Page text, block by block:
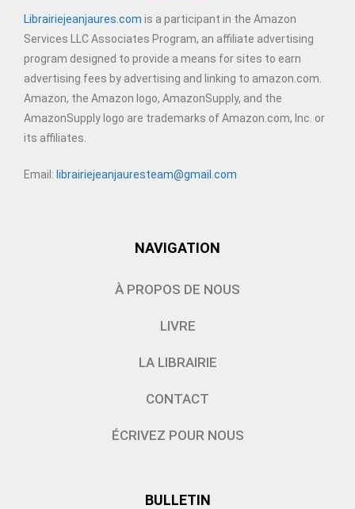
Librairiejeanjaures.com is a participant in the Amazon
Services LLC Associates Program, an affiliate advertising
program designed to provide a means for sites to earn
advertising fees by advertising and linking to amazon.com.
Amazon, the Amazon logo, AmazonSupply, and the
AmazonSupply logo are trademarks of Amazon.com, Inc. or
its affiliates.
Email: librairiejeanjauresteam@gmail.com
NAVIGATION
À PROPOS DE NOUS
LIVRE
LA LIBRAIRIE
CONTACT
ÉCRIVEZ POUR NOUS
BULLETIN